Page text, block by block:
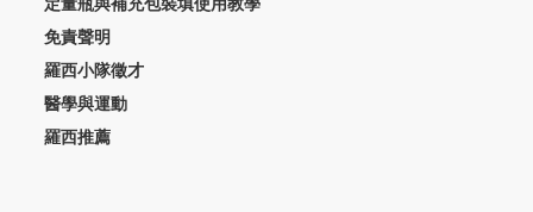
定量瓶與補充包裝填使用教學
免責聲明
羅西小隊徵才
醫學與運動
羅西推薦